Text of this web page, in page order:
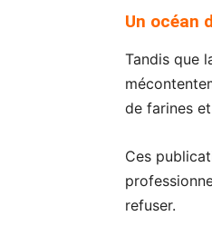
Un océan
Tandis que
de farines
Ces
refuser.